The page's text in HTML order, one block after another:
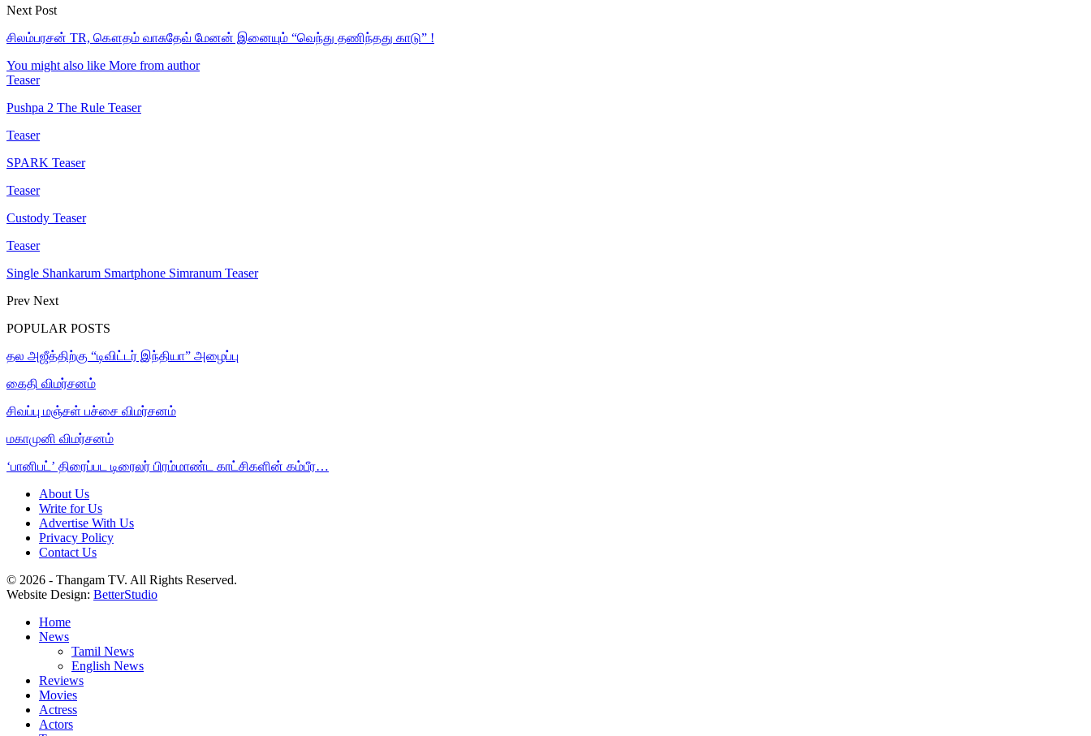
Next Post
சிலம்பரசன் TR, கௌதம் வாசுதேவ் மேனன் இனையும் “வெந்து தணிந்தது காடு” !
You might also like More from author
Teaser
Pushpa 2 The Rule Teaser
Teaser
SPARK Teaser
Teaser
Custody Teaser
Teaser
Single Shankarum Smartphone Simranum Teaser
Prev Next
POPULAR POSTS
தல அஜீத்திற்கு “டிவிட்டர் இந்தியா” அழைப்பு
கைதி விமர்சனம்
சிவப்பு மஞ்சள் பச்சை விமர்சனம்
மகாமுனி விமர்சனம்
‘பானிபட்’ திரைப்பட டிரைலர் பிரம்மாண்ட காட்சிகளின் கம்பீர…
About Us
Write for Us
Advertise With Us
Privacy Policy
Contact Us
© 2026 - Thangam TV. All Rights Reserved.
Website Design: BetterStudio
Home
News
Tamil News
English News
Reviews
Movies
Actress
Actors